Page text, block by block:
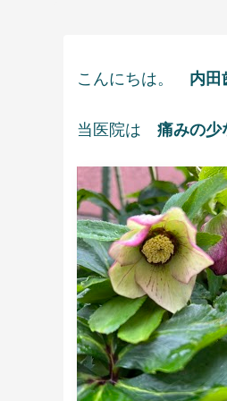
こんにちは。 内田
当医院は 痛みの少